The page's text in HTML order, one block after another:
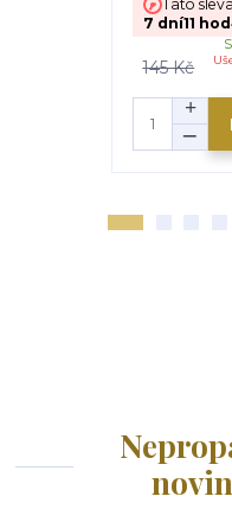
145 Kč
Tato
7 dní11 hod